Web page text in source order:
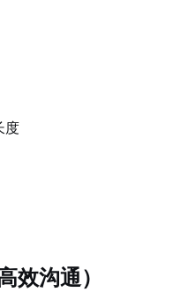
度
效沟通）